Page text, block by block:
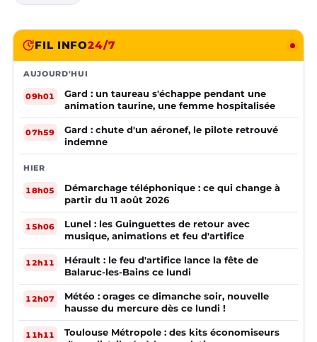
FIL INFO24/7
AUJOURD'HUI
09h01
Gard : un taureau s'échappe pendant une
animation taurine, une femme hospitalisée
07h59
Gard : chute d'un aéronef, le pilote retrouvé
indemne
HIER
18h05
Démarchage téléphonique : ce qui change à
partir du 11 août 2026
15h06
Lunel : les Guinguettes de retour avec
musique, animations et feu d'artifice
12h11
Hérault : le feu d'artifice lance la fête de
Balaruc-les-Bains ce lundi
12h07
Météo : orages ce dimanche soir, nouvelle
hausse du mercure dès ce lundi !
11h11
Toulouse Métropole : des kits économiseurs